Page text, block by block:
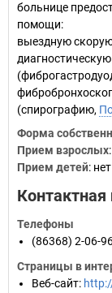
больнице
помощи:
выездную
(спирографию,
Форма
Прием взрослых
Прием детей: нет
Телефоны
(86368) 2-06-
Страницы в
Веб-сайт: